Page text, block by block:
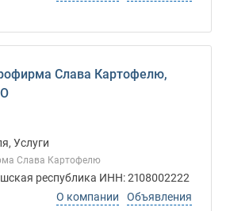
Слава Картофелю,
Услуги
Слава Картофелю
республика ИНН: 2108002222
О компании
Объявления